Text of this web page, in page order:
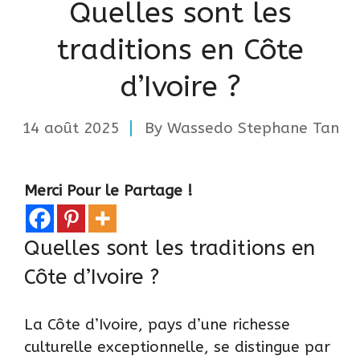
Quelles sont les
traditions en Côte
d’Ivoire ?
14 août 2025 By Wassedo Stephane Tan
Merci Pour le Partage !
Quelles sont les traditions en
Côte d’Ivoire ?
La Côte d’Ivoire, pays d’une richesse
culturelle exceptionnelle, se distingue par